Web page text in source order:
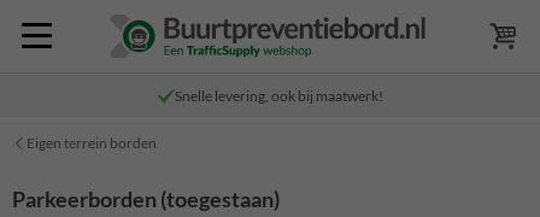
Snelle levering, ook bij maatwerk!
Eigen terrein borden
Parkeerborden (toegestaan)